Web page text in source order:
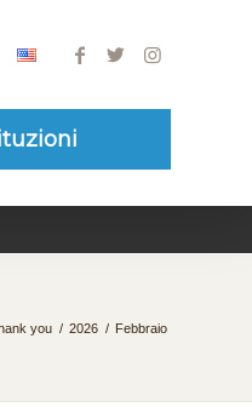
you / 2026 / Febbraio